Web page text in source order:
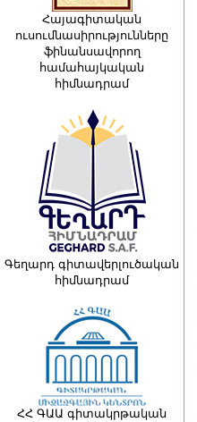
Հայագիտական
ուսումնասիրությունները
ֆինանսավորող
համահայկական
հիմնադրամ
Գեղարդ գիտավերլուծական
հիմնադրամ
ՀՀ ԳԱԱ գիտակրթական